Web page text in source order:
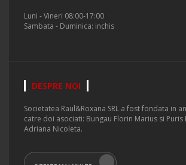
Luni - Vineri 08:00-17:00
Sambata - Duminica: inchis
DESPRE NOI
Societatea Raul&Roxana SRL a fost fondata in
catre doi asociati: Bungau Florin Marius si Puris
Adriana Nicoleta.